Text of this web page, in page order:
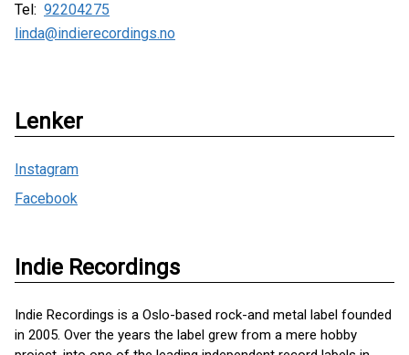
Tel: 92204275
linda@indierecordings.no
Lenker
Instagram
Facebook
Indie Recordings
Indie Recordings is a Oslo-based rock-and metal label founded
in 2005. Over the years the label grew from a mere hobby